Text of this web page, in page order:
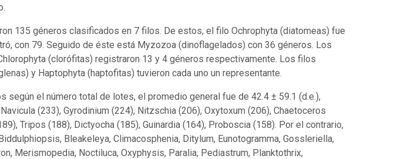
135 géneros clasificados en 7 filos. De estos, el filo Ochrophyta (diatomeas) fue
con 79. Seguido de éste está Myzozoa (dinoflagelados) con 36 géneros. Los
(clorófitas) registraron 13 y 4 géneros respectivamente. Los filos
y Haptophyta (haptofitas) tuvieron cada uno un representante.
según el número total de lotes, el promedio general fue de 42.4 ± 59.1 (d.e.),
(233), Gyrodinium (224), Nitzschia (206), Oxytoxum (206), Chaetoceros
Tripos (188), Dictyocha (185), Guinardia (164), Proboscia (158). Por el contrario,
Bleakeleya, Climacosphenia, Ditylum, Eunotogramma, Gossleriella,
Merismopedia, Noctiluca, Oxyphysis, Paralia, Pediastrum, Planktothrix,